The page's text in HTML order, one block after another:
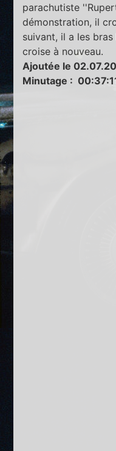
parachutiste
démonstration, il
suivant, il a les
croise à nouveau.
Ajoutée le
Minutage :